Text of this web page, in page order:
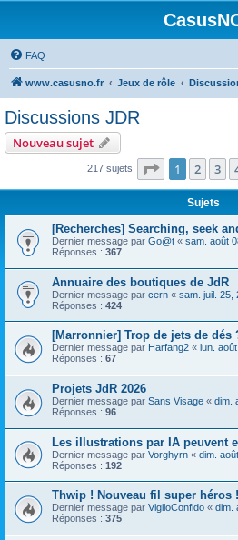
FAQ
www.casusno.fr Jeux de rôle
Discussions JDR
Nouveau sujet
217 sujets Page 1sur9
1 2 3
Sujets
[Recherches] Searching, seek
Dernier message par Go@t « sam. août
Réponses : 367
Annuaire des boutiques de JdR
Dernier message par cern « sam. juil. 25,
Réponses : 424
[Marronnier] Trop de jets de dés
Dernier message par Harfang2 « lun.
Réponses : 67
Projets JdR 2026
Dernier message par Sans Visage « dim.
Réponses : 96
Les illustrations par IA peuvent
Dernier message par Vorghyrn « dim.
Réponses : 192
Thwip ! Nouveau fil super héros !
Dernier message par VigiloConfido « dim.
Réponses : 375